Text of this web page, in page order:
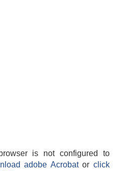
is not configured to
adobe Acrobatorclick